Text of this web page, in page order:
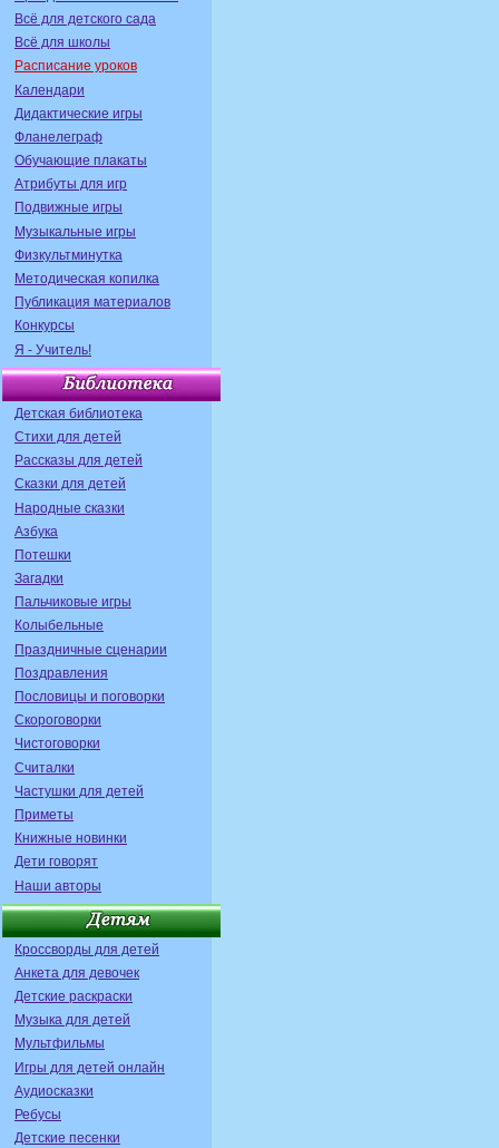
Всё для детского сада
Всё для школы
Расписание уроков
Календари
Дидактические игры
Фланелеграф
Обучающие плакаты
Атрибуты для игр
Подвижные игры
Музыкальные игры
Физкультминутка
Методическая копилка
Публикация материалов
Конкурсы
Я - Учитель!
Детская библиотека
Стихи для детей
Рассказы для детей
Сказки для детей
Народные сказки
Азбука
Потешки
Загадки
Пальчиковые игры
Колыбельные
Праздничные сценарии
Поздравления
Пословицы и поговорки
Скороговорки
Чистоговорки
Считалки
Частушки для детей
Приметы
Книжные новинки
Дети говорят
Наши авторы
Кроссворды для детей
Анкета для девочек
Детские раскраски
Музыка для детей
Мультфильмы
Игры для детей онлайн
Аудиосказки
Ребусы
Детские песенки